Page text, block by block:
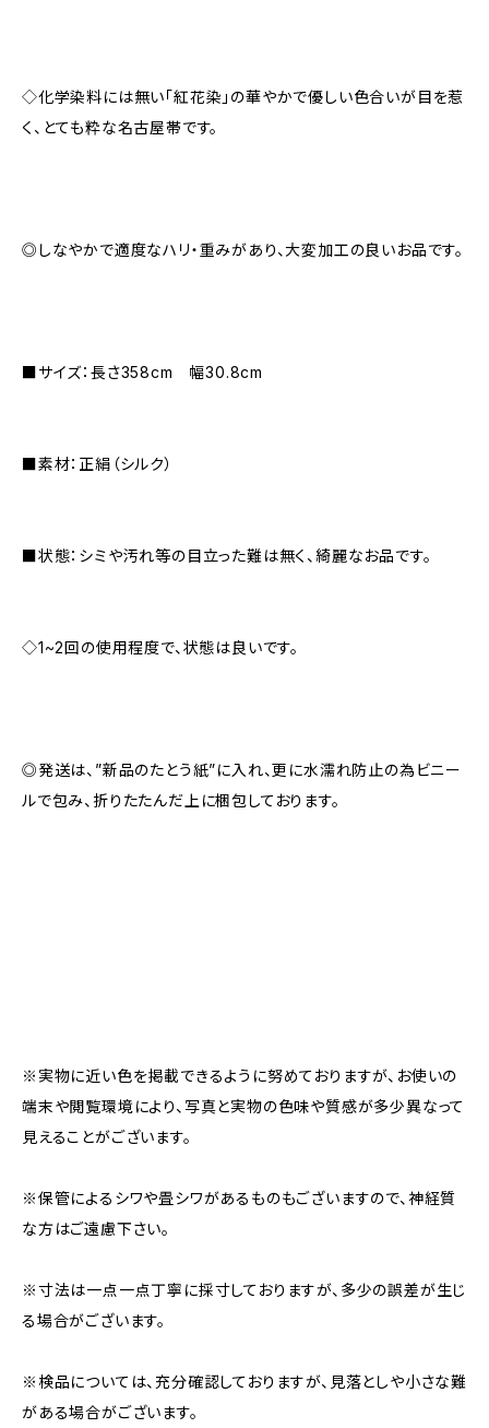
◇化学染料には無い「紅花染」の華やかで優しい色合いが目を惹
く、とても粋な名古屋帯です。
◎しなやかで適度なハリ・重みがあり、大変加工の良いお品です。
■サイズ：長さ358cm 幅30.8cm
■素材：正絹（シルク）
■状態：シミや汚れ等の目立った難は無く、綺麗なお品です。
◇1~2回の使用程度で、状態は良いです。
◎発送は、”新品のたとう紙”に入れ、更に水濡れ防止の為ビニー
ルで包み、折りたたんだ上に梱包しております。
※実物に近い色を掲載できるように努めておりますが、お使いの
端末や閲覧環境により、写真と実物の色味や質感が多少異なって
見えることがございます。
※保管によるシワや畳シワがあるものもございますので、神経質
な方はご遠慮下さい。
※寸法は一点一点丁寧に採寸しておりますが、多少の誤差が生じ
る場合がございます。
※検品については、充分確認しておりますが、見落としや小さな難
がある場合がございます。